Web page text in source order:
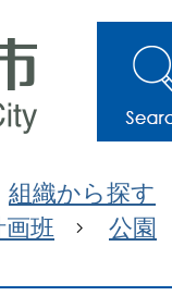
組織から探す
画班
公園